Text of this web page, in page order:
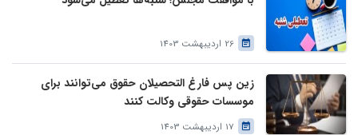
26 اردیبهشت 1403
زین پس فارغ التحصیلان حقوق می‌توانند برای
موسسات حقوقی وکالت کنند
17 اردیبهشت 1403